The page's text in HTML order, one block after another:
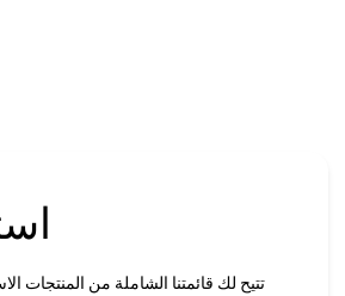
تتيح لك قائمتنا الشاملة من المنتجات